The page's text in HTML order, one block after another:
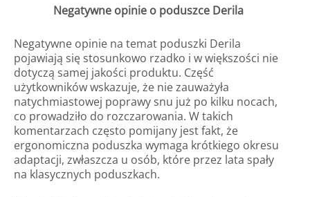
Negatywne opinie o poduszce Derila
Negatywne opinie na temat poduszki Derila
pojawiają się stosunkowo rzadko i w większości nie
dotyczą samej jakości produktu. Część
użytkowników wskazuje, że nie zauważyła
natychmiastowej poprawy snu już po kilku nocach,
co prowadziło do rozczarowania. W takich
komentarzach często pomijany jest fakt, że
ergonomiczna poduszka wymaga krótkiego okresu
adaptacji, zwłaszcza u osób, które przez lata spały
na klasycznych poduszkach.